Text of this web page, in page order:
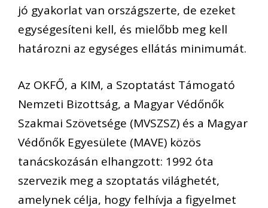
jó gyakorlat van országszerte, de ezeket
egységesíteni kell, és mielőbb meg kell
határozni az egységes ellátás minimumát.
Az OKFŐ, a KIM, a Szoptatást Támogató
Nemzeti Bizottság, a Magyar Védőnők
Szakmai Szövetsége (MVSZSZ) és a Magyar
Védőnők Egyesülete (MAVE) közös
tanácskozásán elhangzott: 1992 óta
szervezik meg a szoptatás világhetét,
amelynek célja, hogy felhívja a figyelmet